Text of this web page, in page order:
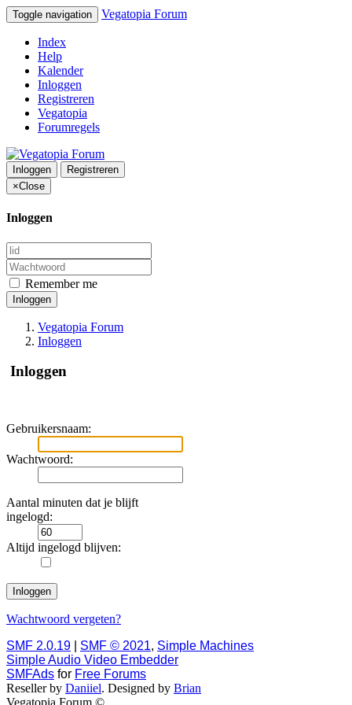
Toggle navigation Vegatopia Forum
Index
Help
Kalender
Inloggen
Registreren
Vegatopia
Forumregels
Inloggen
Registreren
×Close
Inloggen
Remember me
Inloggen
Vegatopia Forum
Inloggen
Inloggen
Gebruikersnaam:
Wachtwoord:
Aantal minuten dat je blijft
ingelogd:
Altijd ingelogd blijven:
Wachtwoord vergeten?
SMF 2.0.19
SMF © 2021, Simple Machines
Simple Audio Video Embedder
SMFAds for Free Forums
Reseller by Daniiel. Designed by Brian
Vegatopia Forum ©